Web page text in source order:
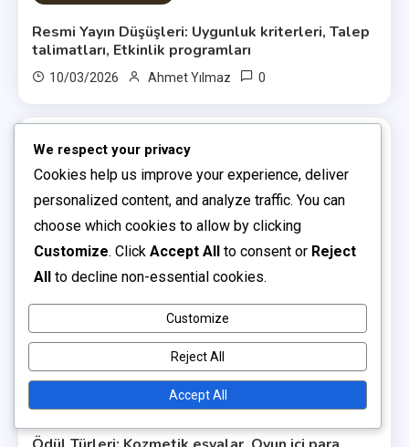
Resmi Yayın Düşüşleri: Uygunluk kriterleri, Talep
talimatları, Etkinlik programları
10/03/2026 Ahmet Yılmaz 0
20 MINS READ
We respect your privacy
Cookies help us improve your experience, deliver
personalized content, and analyze traffic. You can
choose which cookies to allow by clicking
Customize. Click Accept All to consent or Reject
All to decline non-essential cookies.
Customize
Reject All
Accept All